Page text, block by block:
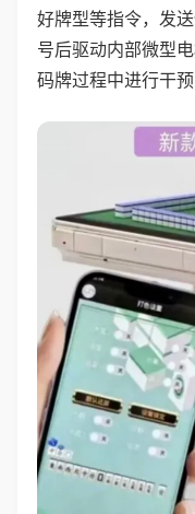
好牌型等指令，发
号后驱动内部微型
码牌过程中进行干预